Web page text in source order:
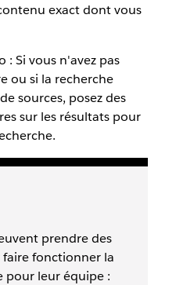
exact dont vous
: Si vous n'avez pas
ou si la recherche
sources, posez des
sur les résultats pour
prendre des
faire fonctionner la
pour leur équipe :